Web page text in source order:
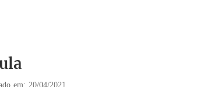
em: 20/04/2021